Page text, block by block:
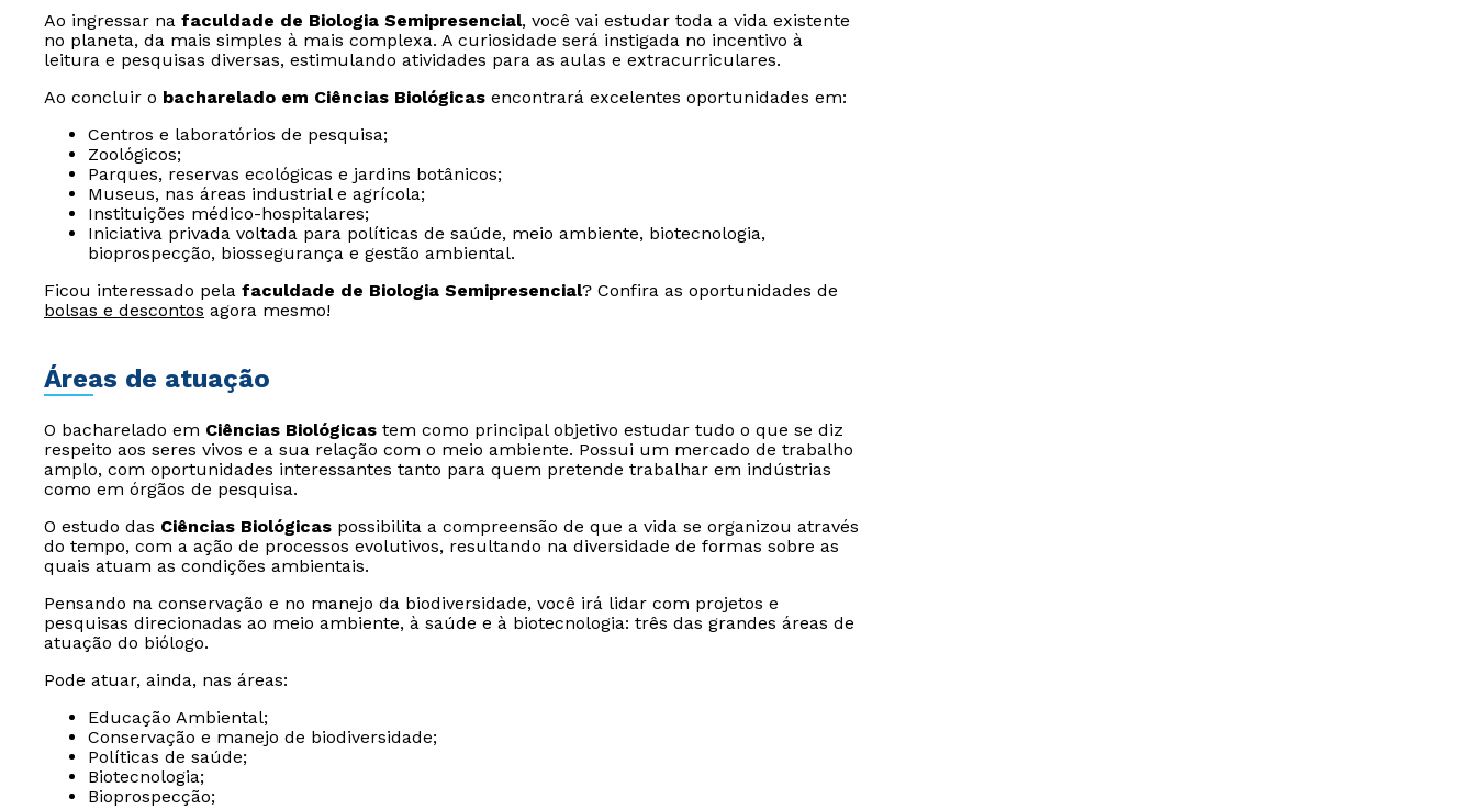
Ao ingressar na faculdade de Biologia Semipresencial, você vai estudar toda a vida existente
no planeta, da mais simples à mais complexa. A curiosidade será instigada no incentivo à
leitura e pesquisas diversas, estimulando atividades para as aulas e extracurriculares.
Ao concluir o bacharelado em Ciências Biológicas encontrará excelentes oportunidades em:
Centros e laboratórios de pesquisa;
Zoológicos;
Parques, reservas ecológicas e jardins botânicos;
Museus, nas áreas industrial e agrícola;
Instituições médico-hospitalares;
Iniciativa privada voltada para políticas de saúde, meio ambiente, biotecnologia,
bioprospecção, biossegurança e gestão ambiental.
Ficou interessado pela faculdade de Biologia Semipresencial? Confira as oportunidades de
bolsas e descontos agora mesmo!
Áreas de atuação
O bacharelado em Ciências Biológicas tem como principal objetivo estudar tudo o que se diz
respeito aos seres vivos e a sua relação com o meio ambiente. Possui um mercado de trabalho
amplo, com oportunidades interessantes tanto para quem pretende trabalhar em indústrias
como em órgãos de pesquisa.
O estudo das Ciências Biológicas possibilita a compreensão de que a vida se organizou através
do tempo, com a ação de processos evolutivos, resultando na diversidade de formas sobre as
quais atuam as condições ambientais.
Pensando na conservação e no manejo da biodiversidade, você irá lidar com projetos e
pesquisas direcionadas ao meio ambiente, à saúde e à biotecnologia: três das grandes áreas de
atuação do biólogo.
Pode atuar, ainda, nas áreas:
Educação Ambiental;
Conservação e manejo de biodiversidade;
Políticas de saúde;
Biotecnologia;
Bioprospecção;